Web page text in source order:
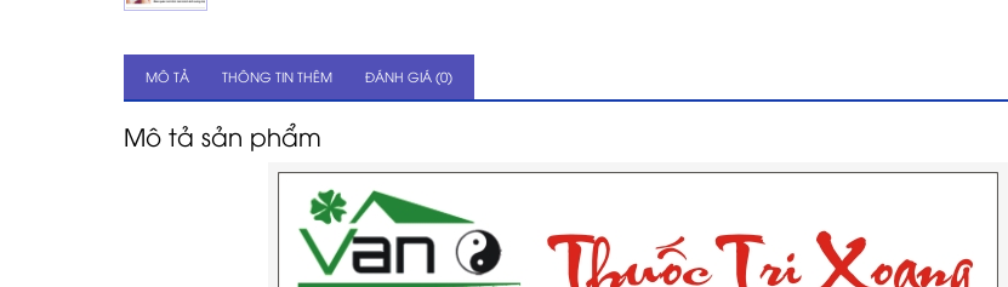
MÔ TẢ THÔNG TIN THÊM ĐÁNH GIÁ (0)
Mô tả sản phẩm